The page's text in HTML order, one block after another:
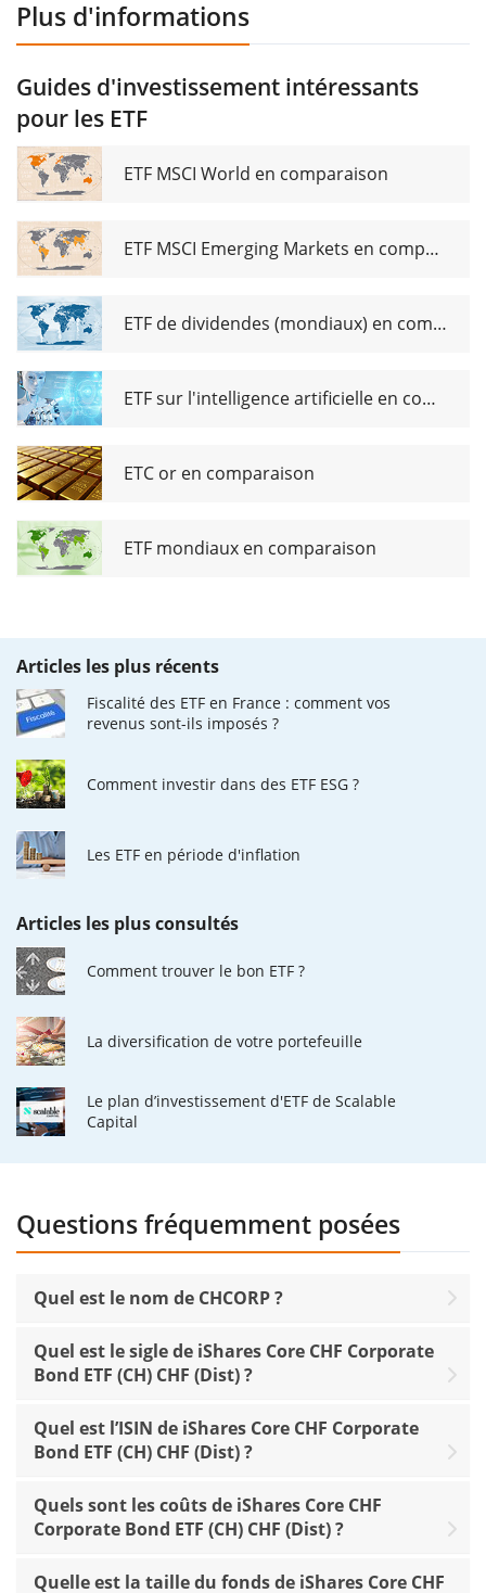
Plus d'informations
Guides d'investissement intéressants
pour les ETF
ETF MSCI World en comparaison
ETF MSCI Emerging Markets en comparaison
ETF de dividendes (mondiaux) en comparaison
ETF sur l'intelligence artificielle en comparaison
ETC or en comparaison
ETF mondiaux en comparaison
Articles les plus récents
Fiscalité des ETF en France : comment vos
revenus sont-ils imposés ?
Comment investir dans des ETF ESG ?
Les ETF en période d'inflation
Articles les plus consultés
Comment trouver le bon ETF ?
La diversification de votre portefeuille
Le plan d’investissement d'ETF de Scalable
Capital
Questions fréquemment posées
Quel est le nom de CHCORP ?
Quel est le sigle de iShares Core CHF Corporate
Bond ETF (CH) CHF (Dist) ?
Quel est l’ISIN de iShares Core CHF Corporate
Bond ETF (CH) CHF (Dist) ?
Quels sont les coûts de iShares Core CHF
Corporate Bond ETF (CH) CHF (Dist) ?
Quelle est la taille du fonds de iShares Core CHF